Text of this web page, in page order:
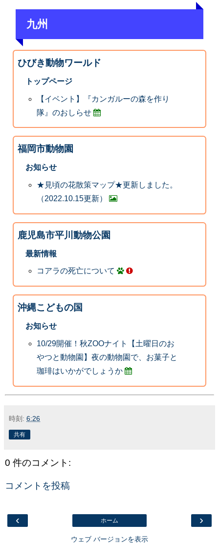
九州
ひびき動物ワールド
トップページ
【イベント】『カンガルーの森を作り
隊』のおしらせ
福岡市動物園
お知らせ
★見頃の花散策マップ★更新しました。
（2022.10.15更新）
鹿児島市平川動物公園
最新情報
コアラの死亡について
沖縄こどもの国
お知らせ
10/29開催！秋ZOOナイト【土曜日のお
やつと動物園】夜の動物園で、お菓子と
珈琲はいかがでしょうか
時刻: 6:26
共有
0 件のコメント:
コメントを投稿
‹ ›
ホーム
ウェブ バージョンを表示